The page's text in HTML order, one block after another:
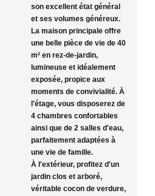
son excellent état général
et ses volumes généreux.
La maison principale offre
une belle pièce de vie de 40
m² en rez-de-jardin,
lumineuse et idéalement
exposée, propice aux
moments de convivialité. À
l'étage, vous disposerez de
4 chambres confortables
ainsi que de 2 salles d'eau,
parfaitement adaptées à
une vie de famille.
À l'extérieur, profitez d'un
jardin clos et arboré,
véritable cocon de verdure,